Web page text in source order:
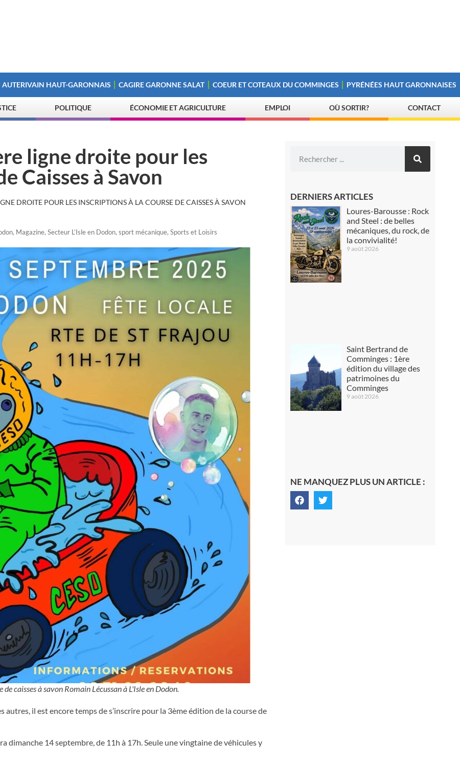
AUTERIVAIN HAUT-GARONNAIS CAGIRE GARONNE SALAT COEUR ET COTEAUX DU COMMINGES PYRÉNÉES HAUT GARONNAISES
POLITIQUE ÉCONOMIE ET AGRICULTURE EMPLOI OÙ SORTIR? CONTACT
ligne droite pour les
Caisses à Savon
DROITE POUR LES INSCRIPTIONS À LA COURSE DE CAISSES À SAVON
, Magazine, Secteur L’Isle en Dodon, sport mécanique, Sports et Loisirs
caisses à savon Romain Lécussan à L'Isle en Dodon.
il est encore temps de s’inscrire pour la 3ème édition de la course de
dimanche 14 septembre, de 11h à 17h. Seule une vingtaine de véhicules y
DERNIERS ARTICLES
Loures-Barousse : Rock
and Steel : de belles
mécaniques, du rock, de
la convivialité!
9 août 2026
Saint Bertrand de
Comminges : 1ère
édition du village des
patrimoines du
Comminges
9 août 2026
NE MANQUEZ PLUS UN ARTICLE :